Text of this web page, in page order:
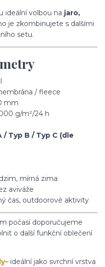
ideální volbou na jaro,
je zkombinujete s dalšími
setu.
/ fleece
mm
g/m²/24 h
/ Typ B / Typ C (dle
mírná zima
aviváže
čas, outdoorové aktivity
počasí doporučujeme
o další funkční oblečení
– ideální jako svrchní vrstva